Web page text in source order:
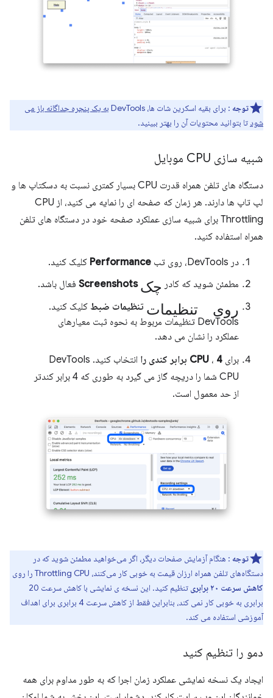
توجه : برای بقیه اسکرین شات ها، DevTools
به یک پنجره جداگانه باز می
شود تا بتوانید محتویات آن را بهتر ببینید.
شبیه سازی CPU موبایل
دستگاه های تلفن همراه قدرت CPU بسیار کمتری نسبت به دسکتاپ ها و
لپ تاپ ها دارند. هر زمان که صفحه ای را نمایه می کنید، از CPU
Throttling برای شبیه سازی عملکرد صفحه خود در دستگاه های تلفن
همراه استفاده کنید.
در DevTools، روی تب Performance کلیک کنید.
مطمئن شوید که کادر چک Screenshots فعال باشد.
روی تنظیمات تنظیمات ضبط کلیک کنید.
DevTools تنظیمات مربوط به نحوه ثبت معیارهای
عملکرد را نشان می دهد.
برای
CPU ، 4 برابر کندی را
انتخاب کنید. DevTools
CPU شما را دریچه گاز می گیرد به طوری که 4 برابر کندتر
از حد معمول است.
توجه : هنگام آزمایش صفحات دیگر، اگر می‌خواهید مطمئن شوید که در
دستگاه‌های تلفن همراه ارزان قیمت به خوبی کار می‌کنند، Throttling CPU را روی
کاهش سرعت ۲۰ برابری
تنظیم کنید. این نسخه ی نمایشی با کاهش سرعت 20
برابری به خوبی کار نمی کند، بنابراین فقط از کاهش سرعت 4 برابری برای اهداف
آموزشی استفاده می کند.
دمو را تنظیم کنید
ایجاد یک نسخه نمایشی عملکرد زمان اجرا که به طور مداوم برای همه